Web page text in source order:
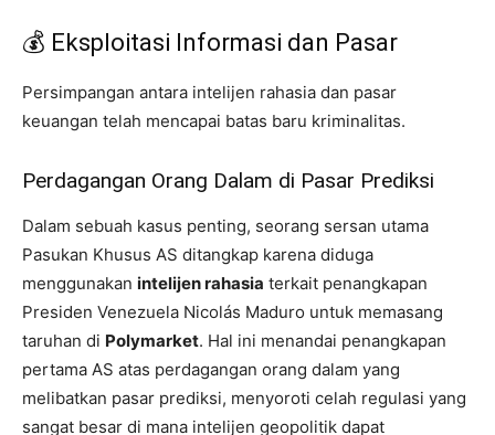
💰 Eksploitasi Informasi dan Pasar
Persimpangan antara intelijen rahasia dan pasar
keuangan telah mencapai batas baru kriminalitas.
Perdagangan Orang Dalam di Pasar Prediksi
Dalam sebuah kasus penting, seorang sersan utama
Pasukan Khusus AS ditangkap karena diduga
menggunakan intelijen rahasia terkait penangkapan
Presiden Venezuela Nicolás Maduro untuk memasang
taruhan di Polymarket. Hal ini menandai penangkapan
pertama AS atas perdagangan orang dalam yang
melibatkan pasar prediksi, menyoroti celah regulasi yang
sangat besar di mana intelijen geopolitik dapat